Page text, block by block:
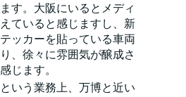
す。大阪にいるとメディ
ていると感じますし、新
ッカーを貼っている車両
、徐々に雰囲気が醸成さ
じます。
いう業務上、万博と近い